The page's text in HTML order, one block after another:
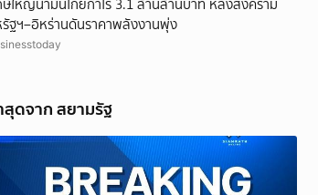
ใหญ่น้ำมันโกยกำไร 3.1 ล้านล้านบาท หลังสงคราม
ฐฯ–อิหร่านดันราคาพลังงานพุ่ง
สุดจาก สยามรัฐ